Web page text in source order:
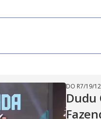
DO R7/19/
Dudu